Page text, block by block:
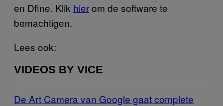
en Dfine. Klik hierom de software te
bemachtigen.
Lees ook:
VIDEOS BY VICE
De Art Camera van Google gaat complete